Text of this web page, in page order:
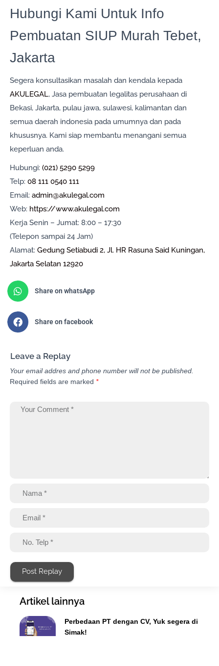
Hubungi Kami Untuk Info
Pembuatan SIUP Murah Tebet,
Jakarta
Segera konsultasikan masalah dan kendala kepada
AKULEGAL, Jasa pembuatan legalitas perusahaan di
Bekasi, Jakarta, pulau jawa, sulawesi, kalimantan dan
semua daerah indonesia pada umumnya dan pada
khususnya. Kami siap membantu menangani semua
keperluan anda.
Hubungi: (021) 5290 5299
Telp: 08 111 0540 111
Email: admin@akulegal.com
Web: https://www.akulegal.com
Kerja Senin – Jumat: 8:00 – 17:30
(Telepon sampai 24 Jam)
Alamat: Gedung Setiabudi 2, Jl. HR Rasuna Said Kuningan,
Jakarta Selatan 12920
Share on whatsApp
Share on facebook
Leave a Replay
Your email addres and phone number will not be published.
Required fields are marked *
Post Replay
Artikel lainnya
Perbedaan PT dengan CV, Yuk segera di
Simak!